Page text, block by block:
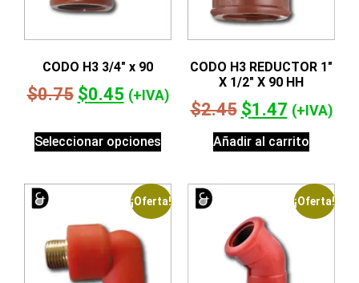
CODO H3 3/4″ x 90
$0.75 $0.45 (+IVA)
Seleccionar opciones
CODO H3 REDUCTOR 1″
X 1/2″ X 90 HH
$2.45 $1.47 (+IVA)
Añadir al carrito
¡Oferta! ¡Oferta!